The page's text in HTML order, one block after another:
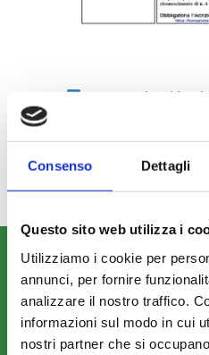
Consenso Dettagli
Questo sito web utilizza i
Utilizziamo i cookie per
annunci, per fornire
analizzare il nostro traffico.
informazioni sul modo in cui
nostri partner che si
Non perderti le
suLinkedin,
CHI SIAMO
Fondo FonARCom
Le Parti Sociali
La Mission